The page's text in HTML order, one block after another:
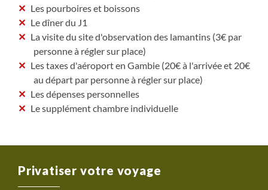
Les pourboires et boissons
Le dîner du J1
La visite du site d'observation des lamantins (3€ par
personne à régler sur place)
Les taxes d'aéroport en Gambie (20€ à l'arrivée et 20€
au départ par personne à régler sur place)
Les dépenses personnelles
Le supplément chambre individuelle
Privatiser votre voyage